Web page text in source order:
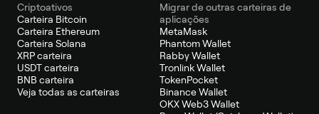
Criptoativos
Carteira Bitcoin
Carteira Ethereum
Carteira Solana
XRP carteira
USDT carteira
BNB carteira
Veja todas as carteiras
Migrar de outras carteiras de
aplicações
MetaMask
Phantom Wallet
Rabby Wallet
Tronlink Wallet
TokenPocket
Binance Wallet
OKX Web3 Wallet